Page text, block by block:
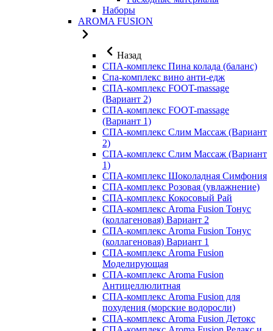
Наборы
AROMA FUSION
Назад
СПА-комплекс Пина колада (баланс)
Cпа-комплекс вино анти-едж
СПА-комплекс FOOT-massage
(Вариант 2)
СПА-комплекс FOOT-massage
(Вариант 1)
СПА-комплекс Слим Массаж (Вариант
2)
СПА-комплекс Слим Массаж (Вариант
1)
СПА-комплекс Шоколадная Симфония
СПА-комплекс Розовая (увлажнение)
СПА-комплекс Кокосовый Рай
СПА-комплекс Aroma Fusion Тонус
(коллагеновая) Вариант 2
СПА-комплекс Aroma Fusion Тонус
(коллагеновая) Вариант 1
СПА-комплекс Aroma Fusion
Моделирующая
СПА-комплекс Aroma Fusion
Антицеллюлитная
СПА-комплекс Aroma Fusion для
похудения (морские водоросли)
СПА-комплекс Aroma Fusion Детокс